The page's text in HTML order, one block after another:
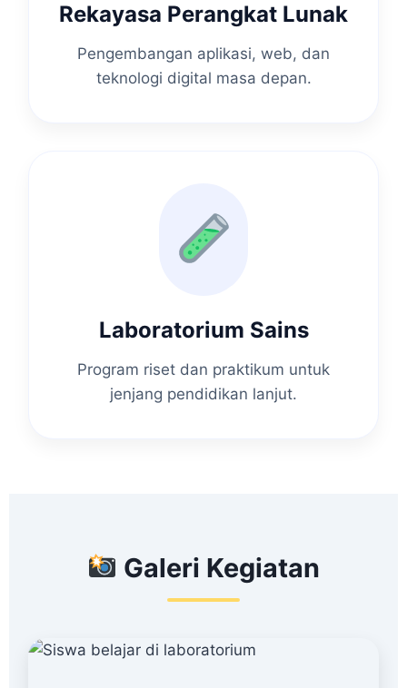
Rekayasa Perangkat Lunak
Pengembangan aplikasi, web, dan
teknologi digital masa depan.
Laboratorium Sains
Program riset dan praktikum untuk
jenjang pendidikan lanjut.
Galeri Kegiatan